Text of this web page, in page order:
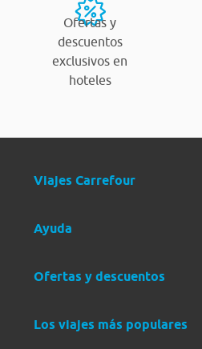
Ofertas y
descuentos
exclusivos en
hoteles
Viajes Carrefour
Ayuda
Ofertas y descuentos
Los viajes más populares